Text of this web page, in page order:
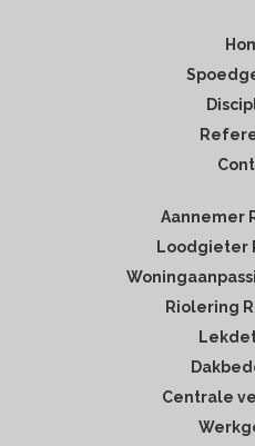
Aannemer
Loodgieter
Riolering
Centrale